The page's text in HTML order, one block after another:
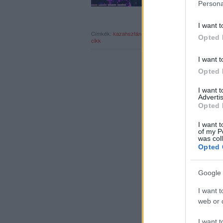
I want
Opted
I want
Opted
I want
Opted
I want
of my
was
Opted
Google
I want
web or
I want
Címkék: kazahsztán jimi hendrix
cikk